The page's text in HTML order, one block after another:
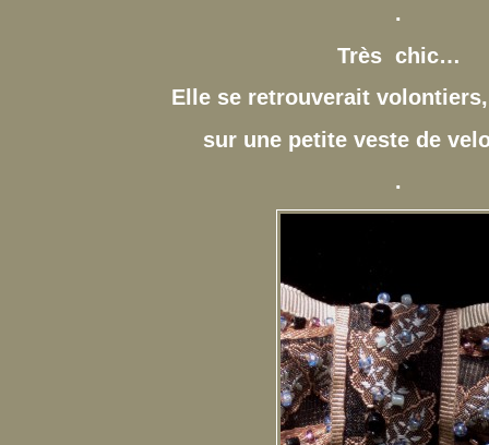
.
Très chic…
Elle se retrouverait
sur une petite veste de
.